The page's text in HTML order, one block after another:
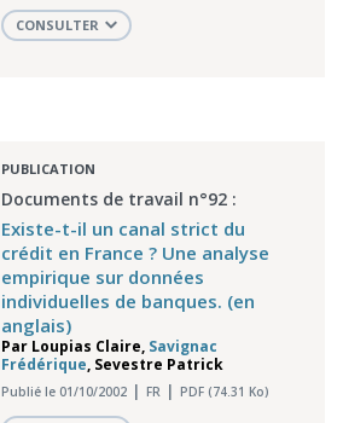
CONSULTER
PUBLICATION
Documents de travail n°92 :
Existe-t-il un canal strict du
crédit en France ? Une analyse
empirique sur données
individuelles de banques. (en
anglais)
Par Loupias Claire, Savignac
Frédérique, Sevestre Patrick
Publié le 01/10/2002 FR PDF (74.31 Ko)